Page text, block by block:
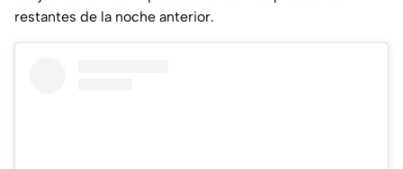
restantes de la noche anterior.